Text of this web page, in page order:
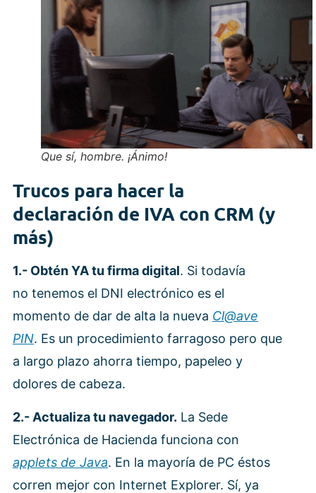
Que sí, hombre. ¡Ánimo!
Trucos para hacer la
declaración de IVA con CRM (y
más)
1.- Obtén YA tu firma digital. Si todavía
no tenemos el DNI electrónico es el
momento de dar de alta la nueva Cl@ave
PIN. Es un procedimiento farragoso pero que
a largo plazo ahorra tiempo, papeleo y
dolores de cabeza.
2.- Actualiza tu navegador. La Sede
Electrónica de Hacienda funciona con
applets de Java. En la mayoría de PC éstos
corren mejor con Internet Explorer. Sí, ya